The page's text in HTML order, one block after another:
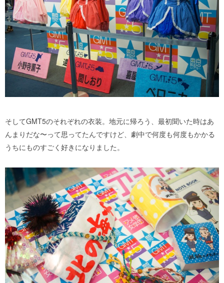
そしてGMT5のそれぞれの衣装。地元に帰ろう、最初聞いた時はあ
んまりだな〜って思ってたんですけど、劇中で何度も何度もかかる
うちにものすごく好きになりました。